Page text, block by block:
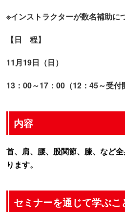
※インストラクターが数名補助に
【日 程】
11月19日（日）
13：00～17：00（12：45～受付
内容
首、肩、腰、股関節、膝、など
ります。
セミナーを通じて学ぶこ